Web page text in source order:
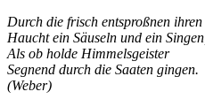
Durch die frisch entsproßnen ihren
Haucht ein Säuseln und ein Singen,
Als ob holde Himmelsgeister
Segnend durch die Saaten gingen.
(Weber)